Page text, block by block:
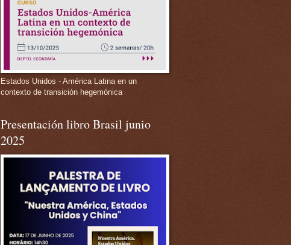
Estados Unidos - América Latina en un
contexto de transición hegemónica
Presentación libro Brasil junio
2025